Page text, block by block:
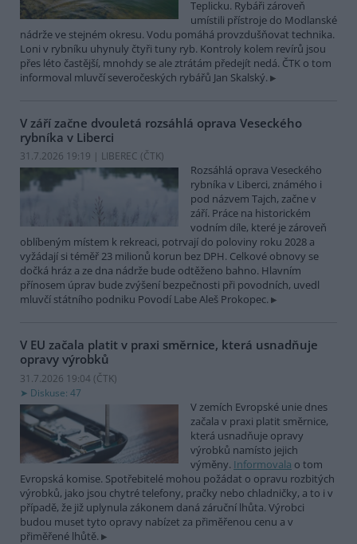
Teplicku. Rybáři zároveň
umístili přístroje do Modlanské
nádrže ve stejném okresu. Vodu pomáhá provzdušňovat technika.
Loni v rybníku uhynuly čtyři tuny ryb. Kontroly kolem revírů jsou
přes léto častější, mnohdy se ale ztrátám předejít nedá. ČTK o tom
informoval mluvčí severočeských rybářů Jan Skalský.
V září začne dvouletá rozsáhlá oprava Veseckého
rybníka v Liberci
31.7.2026 19:19 | LIBEREC (ČTK)
Rozsáhlá oprava Veseckého
rybníka v Liberci, známého i
pod názvem Tajch, začne v
září. Práce na historickém
vodním díle, které je zároveň
oblíbeným místem k rekreaci, potrvají do poloviny roku 2028 a
vyžádají si téměř 23 milionů korun bez DPH. Celkové obnovy se
dočká hráz a ze dna nádrže bude odtěženo bahno. Hlavním
přínosem úprav bude zvýšení bezpečnosti při povodních, uvedl
mluvčí státního podniku Povodí Labe Aleš Prokopec.
V EU začala platit v praxi směrnice, která usnadňuje
opravy výrobků
31.7.2026 19:04 (ČTK)
Diskuse: 47
V zemích Evropské unie dnes
začala v praxi platit směrnice,
která usnadňuje opravy
výrobků namísto jejich
výměny. Informovala o tom
Evropská komise. Spotřebitelé mohou požádat o opravu rozbitých
výrobků, jako jsou chytré telefony, pračky nebo chladničky, a to i v
případě, že již uplynula zákonem daná záruční lhůta. Výrobci
budou muset tyto opravy nabízet za přiměřenou cenu a v
přiměřené lhůtě.